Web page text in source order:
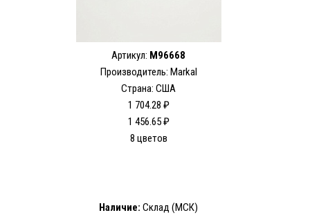
Артикул: M96668
Производитель: Markal
Страна: США
1 704.28 ₽
1 456.65 ₽
8 цветов
Наличие: Склад (МСК)